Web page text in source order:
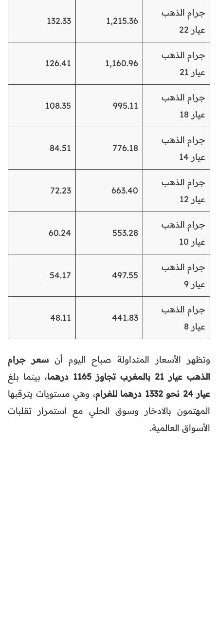
جرام الذهب
عيار 22
1,215.36
132.33
جرام الذهب
عيار 21
1,160.96
126.41
جرام الذهب
عيار 18
995.11
108.35
جرام الذهب
عيار 14
776.18
84.51
جرام الذهب
عيار 12
663.40
72.23
جرام الذهب
عيار 10
553.28
60.24
جرام الذهب
عيار 9
497.55
54.17
جرام الذهب
عيار 8
441.83
48.11
وتظهر الأسعار المتداولة صباح اليوم أن سعر جرام
الذهب عيار 21 بالمغرب تجاوز 1165 درهما
، بينما بلغ
عيار 24 نحو 1332 درهما للغرام
، وهي مستويات يترقبها
المهتمون بالادخار وسوق الحلي مع استمرار تقلبات
الأسواق العالمية.